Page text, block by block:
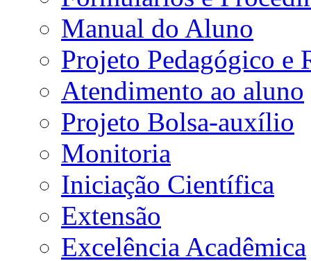
Manual do Aluno
Projeto Pedagógico e
Atendimento ao aluno
Projeto Bolsa-auxílio
Monitoria
Iniciação Científica
Extensão
Excelência Acadêmica